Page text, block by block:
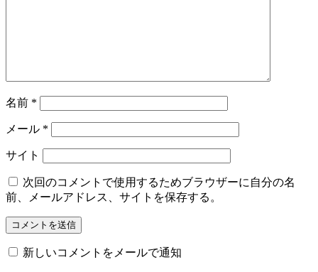
名前 *
メール *
サイト
次回のコメントで使用するためブラウザーに自分の名
前、メールアドレス、サイトを保存する。
新しいコメントをメールで通知